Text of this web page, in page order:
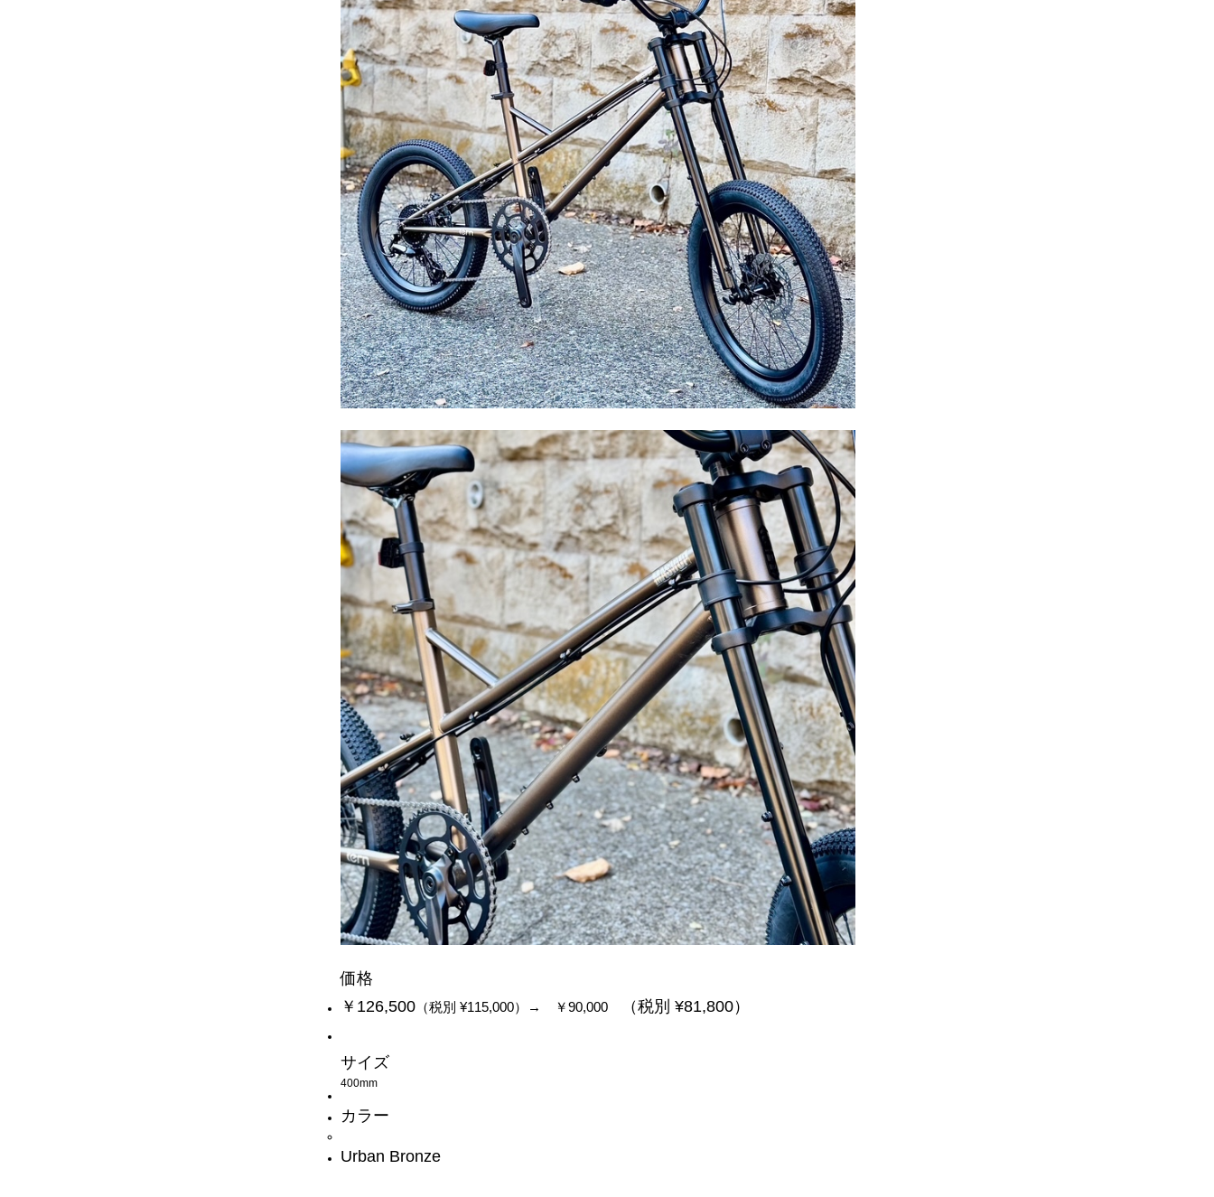
価格
￥126,500 （税別 ¥115,000）→ ￥90,000 （税別 ¥81,800）
サイズ
400mm
カラー
Urban Bronze